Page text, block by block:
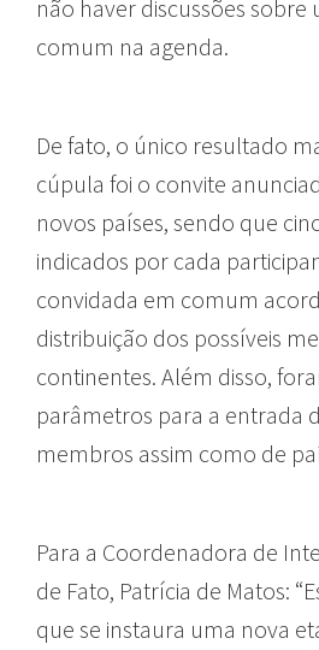
não haver discussões sobre
comum na agenda.
De fato, o único resultado
cúpula foi o convite
novos países, sendo que
indicados por cada
convidada em comum
distribuição dos possíveis
continentes. Além disso,
parâmetros para a entrada
membros assim como de
Para a Coordenadora de
de Fato, Patrícia de Matos:
que se instaura uma nova